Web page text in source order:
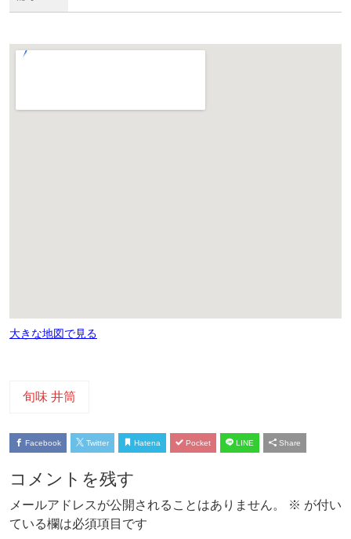
大きな地図で見る
旬味 井筒
Facebook Twitter Hatena Pocket LINE Share
コメントを残す
メールアドレスが公開されることはありません。 ※ が付い
ている欄は必須項目です